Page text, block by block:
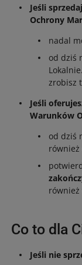
Jeśli
Ochrony
nadal
od dziś
zrobisz
Jeśli
Warunków
od dziś
również
również
Co to dla
Jeśli nie